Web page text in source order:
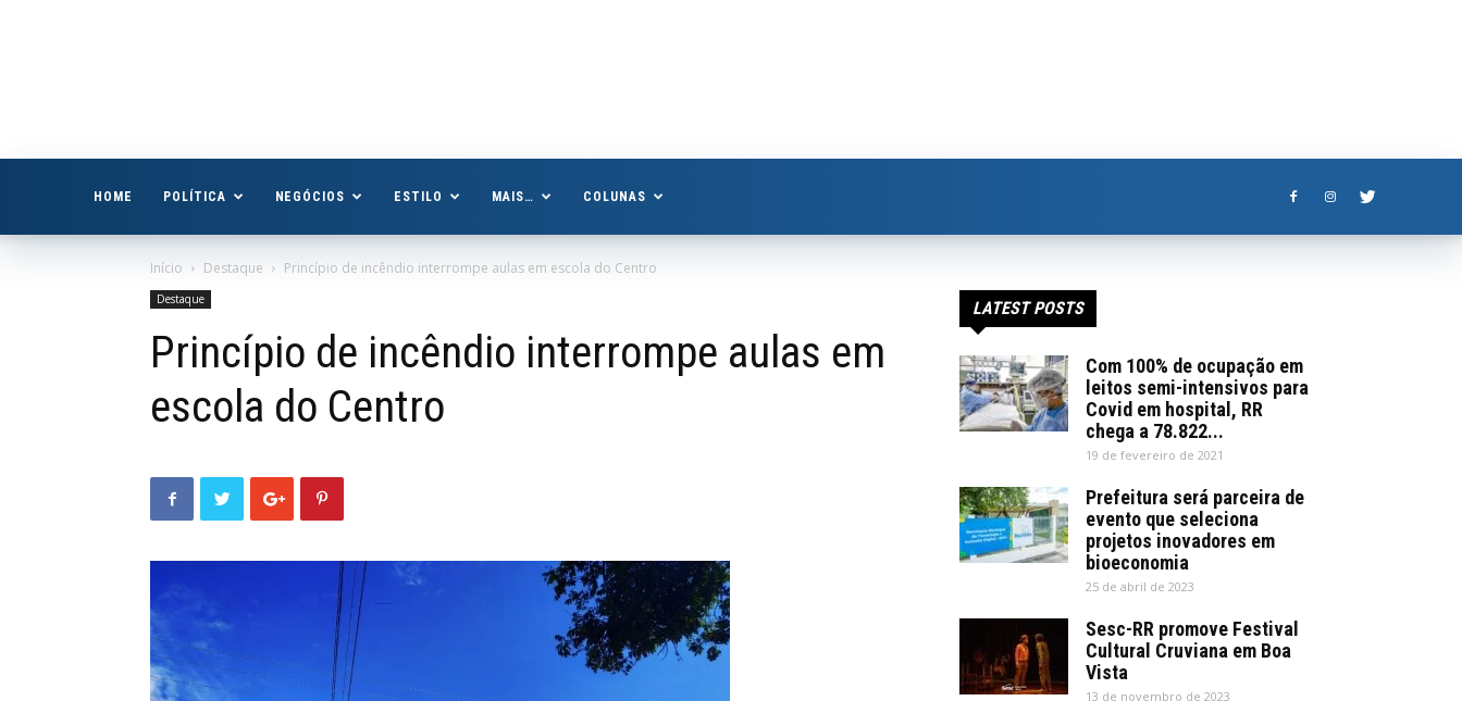
HOME POLÍTICA NEGÓCIOS ESTILO MAIS… COLUNAS
Início Destaque Princípio de incêndio interrompe aulas em escola do Centro
Destaque
Princípio de incêndio interrompe aulas em
escola do Centro
LATEST POSTS
Com 100% de ocupação em
leitos semi-intensivos para
Covid em hospital, RR
chega a 78.822...
19 de fevereiro de 2021
Prefeitura será parceira de
evento que seleciona
projetos inovadores em
bioeconomia
25 de abril de 2023
Sesc-RR promove Festival
Cultural Cruviana em Boa
Vista
13 de novembro de 2023